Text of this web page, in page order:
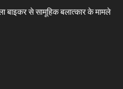
बाइकर से सामूहिक बलात्कार के मामले